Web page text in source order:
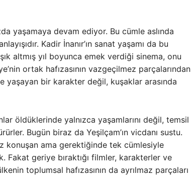
yaşamaya devam ediyor. Bu cümle aslında
Kadir İnanır’ın sanat yaşamı da bu
altmış yıl boyunca emek verdiği sinema, onu
ortak hafızasının vazgeçilmez parçalarından
yaşayan bir karakter değil, kuşaklar arasında
öldüklerinde yalnızca yaşamlarını değil, temsil
Bugün biraz da Yeşilçam’ın vicdanı sustu.
konuşan ama gerektiğinde tek cümlesiyle
Fakat geriye bıraktığı filmler, karakterler ve
toplumsal hafızasının da ayrılmaz parçaları